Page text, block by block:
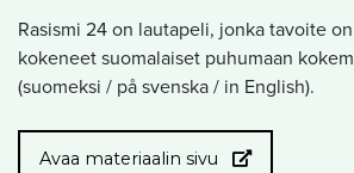
Rasismi 24 on lautapeli, jonka tavoite
kokeneet suomalaiset puhumaan
(suomeksi / på svenska / in English).
Avaa materiaalin sivu